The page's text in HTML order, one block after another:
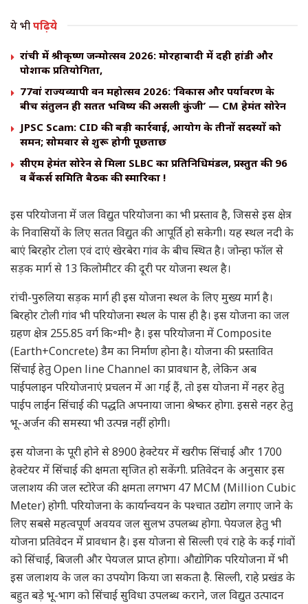
ये भीपढ़िये
रांची में श्रीकृष्ण जन्मोत्सव 2026: मोरहाबादी में दही हांडी और
पोशाक प्रतियोगिता,
77वां राज्यव्यापी वन महोत्सव 2026: ‘विकास और पर्यावरण के
बीच संतुलन ही सतत भविष्य की असली कुंजी’ — CM हेमंत सोरेन
JPSC Scam: CID की बड़ी कार्रवाई, आयोग के तीनों सदस्यों को
समन; सोमवार से शुरू होगी पूछताछ
सीएम हेमंत सोरेन से मिला SLBC का प्रतिनिधिमंडल, प्रस्तुत की 96
वीं बैंकर्स समिति बैठक की स्मारिका !
इस परियोजना में जल विद्युत परियोजना का भी प्रस्ताव है, जिससे इस क्षेत्र
के निवासियों के लिए सतत विद्युत की आपूर्ति हो सकेगी। यह स्थल नदी के
बाएं बिरहोर टोला एवं दाएं खेरबेरा गांव के बीच स्थित है। जोन्हा फॉल से
सड़क मार्ग से 13 किलोमीटर की दूरी पर योजना स्थल है।
रांची-पुरुलिया सड़क मार्ग ही इस योजना स्थल के लिए मुख्य मार्ग है।
बिरहोर टोली गांव भी परियोजना स्थल के पास ही है। इस योजना का जल
ग्रहण क्षेत्र 255.85 वर्ग कि॰मी॰ है। इस परियोजना में Composite
(Earth+Concrete) डैम का निर्माण होना है। योजना की प्रस्तावित
सिंचाई हेतु Open line Channel का प्रावधान है, लेकिन अब
पाईपलाइन परियोजनाएं प्रचलन में आ गई हैं, तो इस योजना में नहर हेतु
पाईप लाईन सिंचाई की पद्धति अपनाया जाना श्रेष्कर होगा. इससे नहर हेतु
भू-अर्जन की समस्या भी उत्पन्न नहीं होगी।
इस योजना के पूरी होने से 8900 हेक्टेयर में खरीफ सिंचाई और 1700
हेक्टेयर में सिंचाई की क्षमता सृजित हो सकेंगी. प्रतिवेदन के अनुसार इस
जलाशय की जल स्टोरेज की क्षमता लगभग 47 MCM (Million Cubic
Meter) होगी. परियोजना के कार्यान्वयन के पश्चात उद्योग लगाए जाने के
लिए सबसे महत्वपूर्ण अवयव जल सुलभ उपलब्ध होगा. पेयजल हेतु भी
योजना प्रतिवेदन में प्रावधान है। इस योजना से सिल्ली एवं राहे के कई गांवों
को सिंचाई, बिजली और पेयजल प्राप्त होगा। औद्योगिक परियोजना में भी
इस जलाशय के जल का उपयोग किया जा सकता है. सिल्ली, राहे प्रखंड के
बहुत बड़े भू-भाग को सिंचाई सुविधा उपलब्ध कराने, जल विद्युत उत्पादन